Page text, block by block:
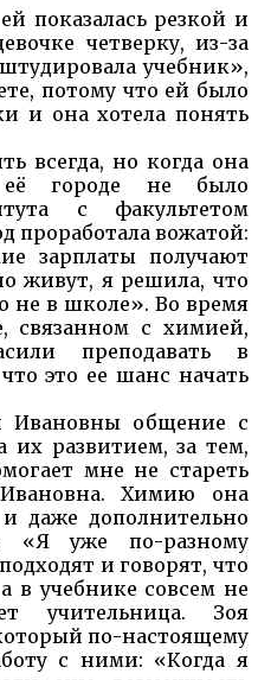
показалась резкой и
четверку, из-за
учебник»,
потому что ей было
и она хотела понять
всегда, но когда она
городе не было
с факультетом
проработала вожатой:
зарплаты получают
живут, я решила, что
не в школе». Во время
связанном с химией,
преподавать в
это ее шанс начать
Ивановны общение с
их развитием, за тем,
мне не стареть
Химию она
дополнительно
«Я уже по-разному
и говорят, что
в учебнике совсем не
учительница. Зоя
по-настоящему
с ними: «Когда я